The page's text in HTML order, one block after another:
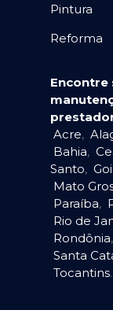
Pintura
Reforma
Encontre
Acre,
Bahia,
Santo,
Mato
Paraíba,
Rio de
Rondônia,
Santa
Tocantins.